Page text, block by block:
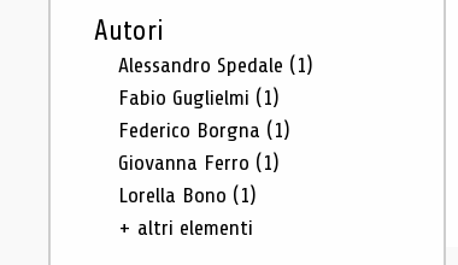
Autori
Alessandro Spedale (1)
Fabio Guglielmi (1)
Federico Borgna (1)
Giovanna Ferro (1)
Lorella Bono (1)
+ altri elementi